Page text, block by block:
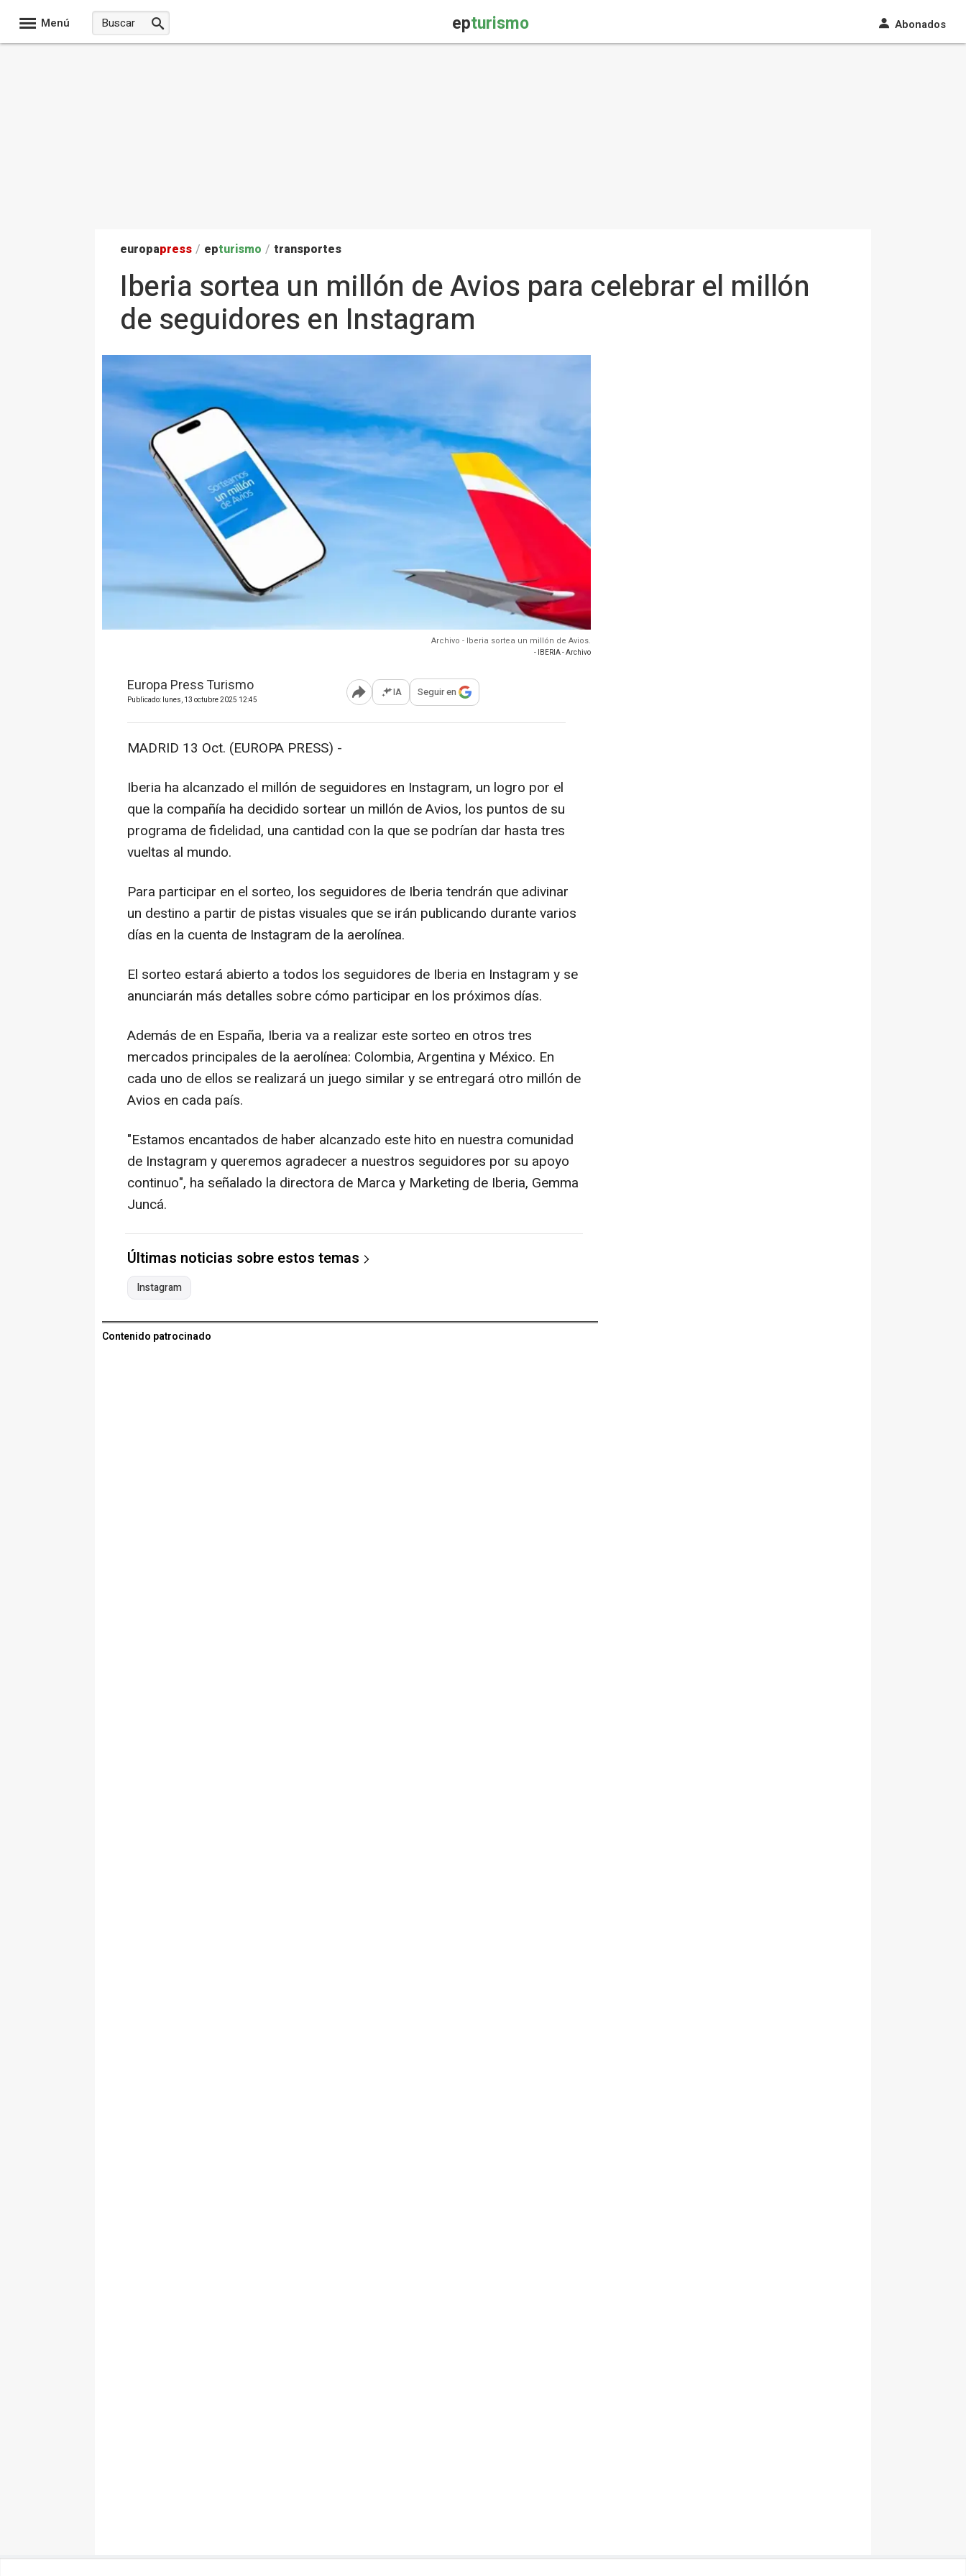
Menú epturismo Abonados
europapress / epturismo / transportes
Iberia sortea un millón de Avios para celebrar el millón
de seguidores en Instagram
Archivo - Iberia sortea un millón de Avios.
- IBERIA - Archivo
Europa Press Turismo
Publicado: lunes, 13 octubre 2025 12:45 Abrir opciones para compartir
IA Seguir en
MADRID 13 Oct. (EUROPA PRESS) -
Iberia ha alcanzado el millón de seguidores en Instagram, un logro por el
que la compañía ha decidido sortear un millón de Avios, los puntos de su
programa de fidelidad, una cantidad con la que se podrían dar hasta tres
vueltas al mundo.
Para participar en el sorteo, los seguidores de Iberia tendrán que adivinar
un destino a partir de pistas visuales que se irán publicando durante varios
días en la cuenta de Instagram de la aerolínea.
El sorteo estará abierto a todos los seguidores de Iberia en Instagram y se
anunciarán más detalles sobre cómo participar en los próximos días.
Además de en España, Iberia va a realizar este sorteo en otros tres
mercados principales de la aerolínea: Colombia, Argentina y México. En
cada uno de ellos se realizará un juego similar y se entregará otro millón de
Avios en cada país.
"Estamos encantados de haber alcanzado este hito en nuestra comunidad
de Instagram y queremos agradecer a nuestros seguidores por su apoyo
continuo", ha señalado la directora de Marca y Marketing de Iberia, Gemma
Juncá.
Últimas noticias sobre estos temas
Instagram
Contenido patrocinado